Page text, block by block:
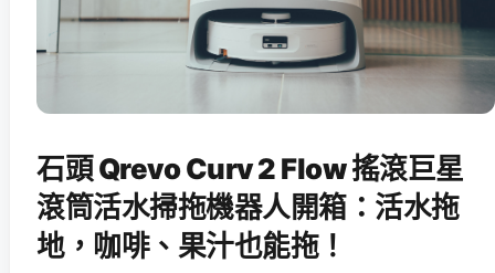
石頭 Qrevo Curv 2 Flow 搖滾巨星
滾筒活水掃拖機器人開箱：活水拖
地，咖啡、果汁也能拖！